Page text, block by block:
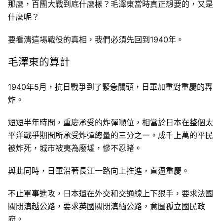
那麼，百團大戰到底什麼樣？毛澤東當時真正想要的，又是
什麼呢？
要看清這場戰役的真相，我們必須先回到1940年。
毛澤東的算計
1940年5月，抗日戰爭到了緊急關頭，日軍加重對重慶的轟
炸。
短短半年時間，重慶承受的炸彈噸位，相當於日本在整個太
平洋戰爭期間所承受炸彈總量的三分之一。成千上萬的平民
被炸死，城市被夷為廢墟，慘不忍睹。
與此同時，日軍沿著長江一路向上推進，直逼重慶。
不止軍事進攻，日本還在外交和交通線上下狠手，要求法國
關閉滇越公路，要求英國關閉滇緬公路，意圖孤立國民政
府。